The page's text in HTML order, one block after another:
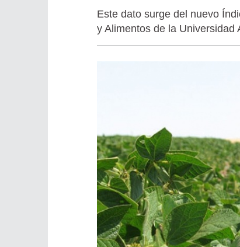
Este dato surge del nuevo
y Alimentos de la Universidad